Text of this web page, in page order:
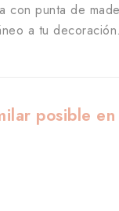
punta de
a tu
posible en